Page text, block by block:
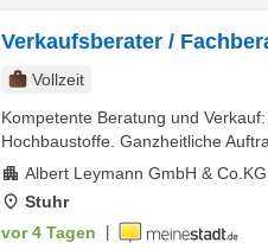
Verkaufsberater /
Vollzeit
Kompetente Beratung und
Hochbaustoffe. Ganzheitliche
Albert Leymann GmbH & Co.KG
Stuhr
vor 4 Tagen